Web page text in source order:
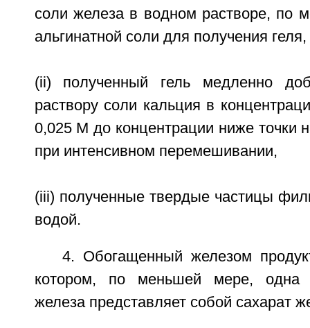
соли железа в водном растворе, по
альгинатной соли для получения геля,
(ii) полученный гель медленно
раствору соли кальция в
0,025 М до концентрации ниже точки
при интенсивном перемешивании,
(iii) полученные твердые частицы
водой.
4. Обогащенный железом
котором, по меньшей мере, одна
железа представляет собой сахарат